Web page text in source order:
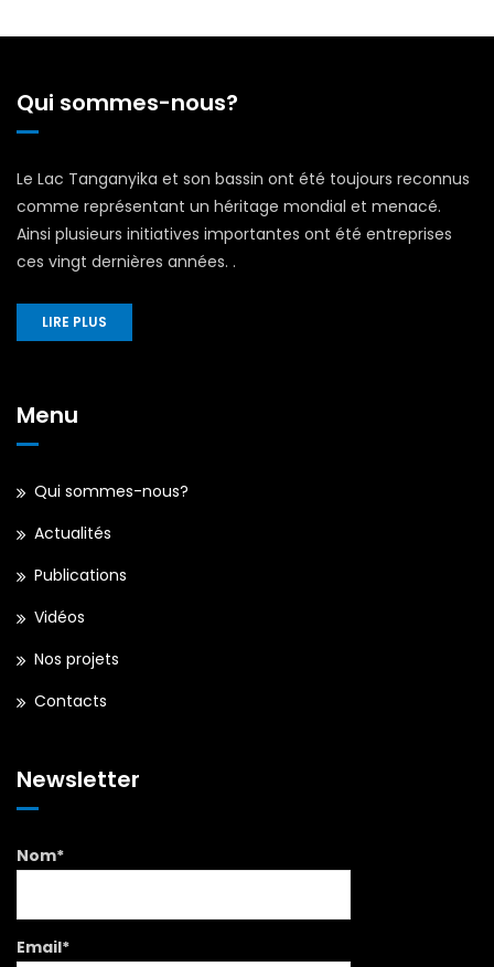
Qui sommes-nous?
Le Lac Tanganyika et son bassin ont été toujours reconnus
comme représentant un héritage mondial et menacé.
Ainsi plusieurs initiatives importantes ont été entreprises
ces vingt dernières années. .
LIRE PLUS
Menu
Qui sommes-nous?
Actualités
Publications
Vidéos
Nos projets
Contacts
Newsletter
Nom*
Email*